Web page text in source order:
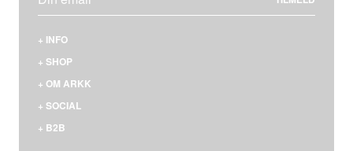
+ INFO
KONTAKT
LEVERING & BETALING
FAQS
+ SHOP
MÆND
KVINDER
+ OM ARKK
HVEM ER VI
VORES SNEAKERS
+ SOCIAL
FACEBOOK
+ B2B